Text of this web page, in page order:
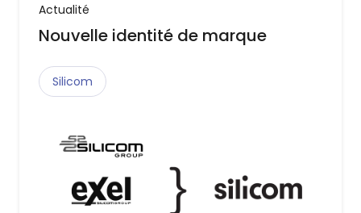
Actualité
Nouvelle identité de marque
Silicom